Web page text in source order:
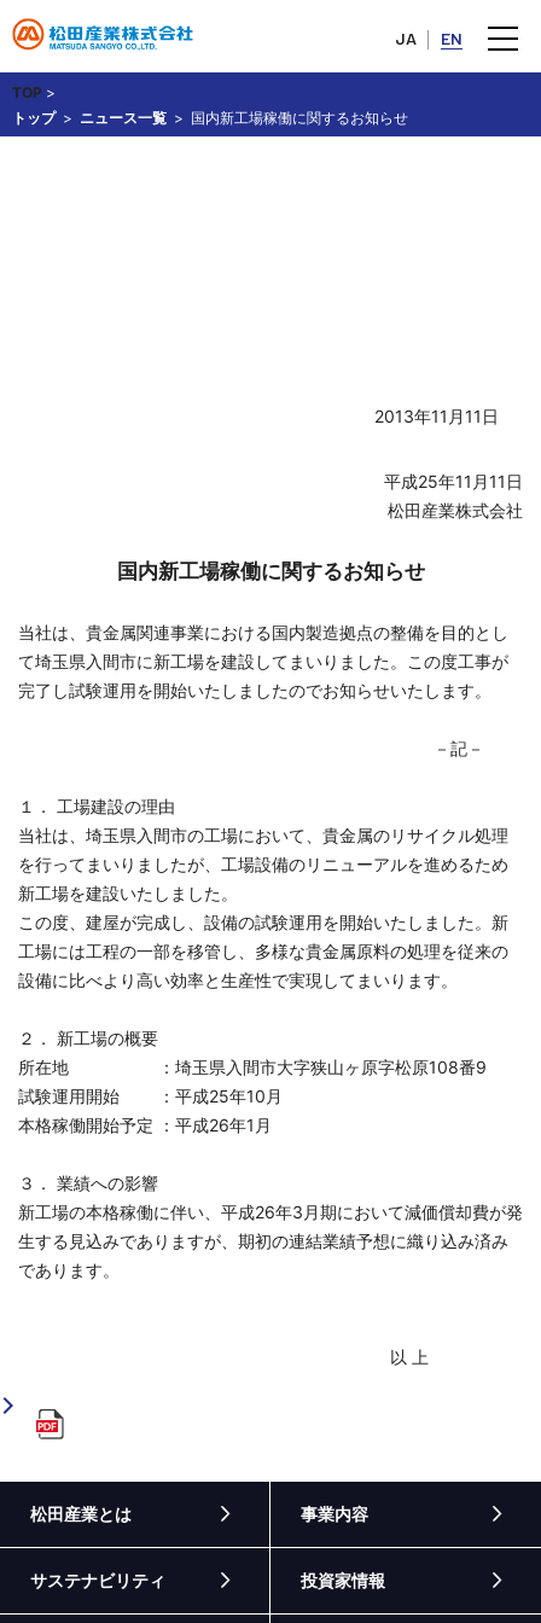
TOP >
トップ
ニュース一覧 国内新工場稼働に関するお知らせ
2013年11月11日
平成25年11月11日
松田産業株式会社
国内新工場稼働に関するお知らせ
当社は、貴金属関連事業における国内製造拠点の整備を目的とし
て埼玉県入間市に新工場を建設してまいりました。この度工事が
完了し試験運用を開始いたしましたのでお知らせいたします。
－記－
１． 工場建設の理由
当社は、埼玉県入間市の工場において、貴金属のリサイクル処理
を行ってまいりましたが、工場設備のリニューアルを進めるため
新工場を建設いたしました。
この度、建屋が完成し、設備の試験運用を開始いたしました。新
工場には工程の一部を移管し、多様な貴金属原料の処理を従来の
設備に比べより高い効率と生産性で実現してまいります。
２． 新工場の概要
所在地 ：埼玉県入間市大字狭山ヶ原字松原108番9
試験運用開始 ：平成25年10月
本格稼働開始予定 ：平成26年1月
３． 業績への影響
新工場の本格稼働に伴い、平成26年3月期において減価償却費が発
生する見込みでありますが、期初の連結業績予想に織り込み済み
であります。
以 上
松田産業とは 事業内容
サステナビリティ 投資家情報
JA EN